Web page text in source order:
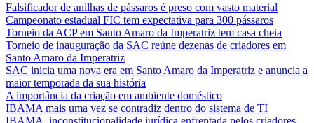
Falsificador de anilhas de pássaros é preso com vasto material
Campeonato estadual FIC tem expectativa para 300 pássaros
Torneio da ACP em Santo Amaro da Imperatriz tem casa cheia
Torneio de inauguração da SAC reúne dezenas de criadores em
Santo Amaro da Imperatriz
SAC inicia uma nova era em Santo Amaro da Imperatriz e anuncia a
maior temporada da sua história
A importância da criação em ambiente doméstico
IBAMA mais uma vez se contradiz dentro do sistema de TI
IBAMA, inconstitucionalidade jurídica enfrentada pelos criadores